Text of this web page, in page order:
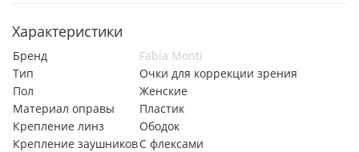
Характеристики
Бренд
Fabia Monti
Тип
Очки для коррекции зрения
Пол
Женские
Материал оправы
Пластик
Крепление линз
Ободок
Крепление заушниковС флексами